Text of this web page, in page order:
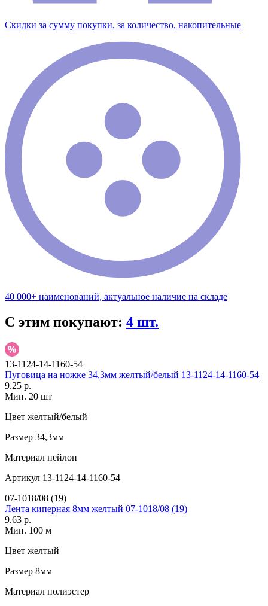
Скидки за сумму покупки, за количество, накопительные
40 000+ наименований, актуальное наличие на складе
С этим покупают: 4 шт.
13-1124-14-1160-54
Пуговица на ножке 34,3мм желтый/белый 13-1124-14-1160-54
9.25 р.
Мин. 20 шт
Цвет желтый/белый
Размер 34,3мм
Материал нейлон
Артикул 13-1124-14-1160-54
07-1018/08 (19)
Лента киперная 8мм желтый 07-1018/08 (19)
9.63 р.
Мин. 100 м
Цвет желтый
Размер 8мм
Материал полиэстер